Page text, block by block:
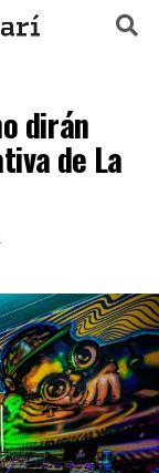
dirán
de La